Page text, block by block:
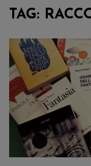
TAG: